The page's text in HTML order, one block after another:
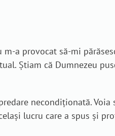
a provocat să-mi
Știam că Dumnezeu
necondiționată.
lucru care a spus și